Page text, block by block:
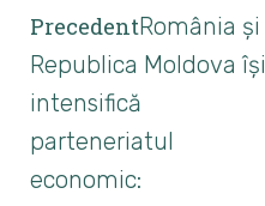
PrecedentRomânia și
Republica Moldova își
intensifică
parteneriatul
economic: